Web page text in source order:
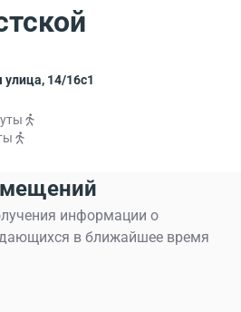
14/16с1
информации о
в ближайшее время